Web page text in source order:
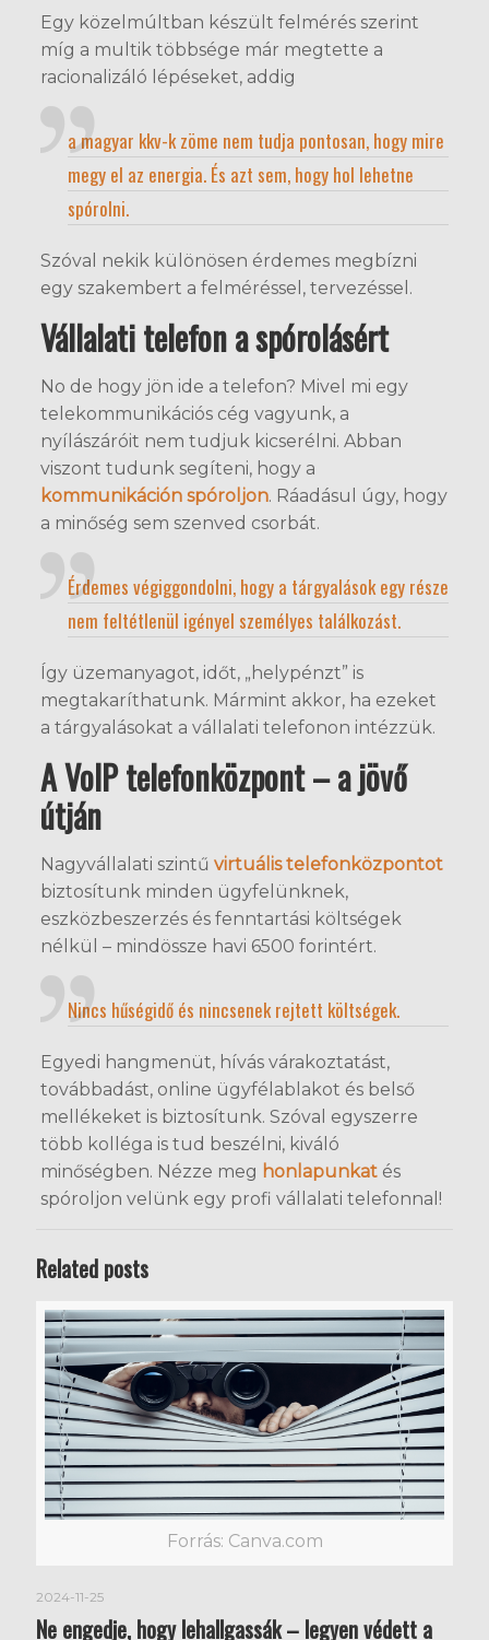
Egy közelmúltban készült felmérés szerint
míg a multik többsége már megtette a
racionalizáló lépéseket, addig
a magyar kkv-k zöme nem tudja pontosan, hogy mire
megy el az energia. És azt sem, hogy hol lehetne
spórolni.
Szóval nekik különösen érdemes megbízni
egy szakembert a felméréssel, tervezéssel.
Vállalati telefon a spórolásért
No de hogy jön ide a telefon? Mivel mi egy
telekommunikációs cég vagyunk, a
nyílászáróit nem tudjuk kicserélni. Abban
viszont tudunk segíteni, hogy a
kommunikáción spóroljon. Ráadásul úgy, hogy
a minőség sem szenved csorbát.
Érdemes végiggondolni, hogy a tárgyalások egy része
nem feltétlenül igényel személyes találkozást.
Így üzemanyagot, időt, „helypénzt” is
megtakaríthatunk. Mármint akkor, ha ezeket
a tárgyalásokat a vállalati telefonon intézzük.
A VoIP telefonközpont – a jövő
útján
Nagyvállalati szintű virtuális telefonközpontot
biztosítunk minden ügyfelünknek,
eszközbeszerzés és fenntartási költségek
nélkül – mindössze havi 6500 forintért.
Nincs hűségidő és nincsenek rejtett költségek.
Egyedi hangmenüt, hívás várakoztatást,
továbbadást, online ügyfélablakot és belső
mellékeket is biztosítunk. Szóval egyszerre
több kolléga is tud beszélni, kiváló
minőségben. Nézze meg honlapunkatés
spóroljon velünk egy profi vállalati telefonnal!
Related posts
Forrás: Canva.com
2024-11-25
Ne engedje, hogy lehallgassák – legyen védett a